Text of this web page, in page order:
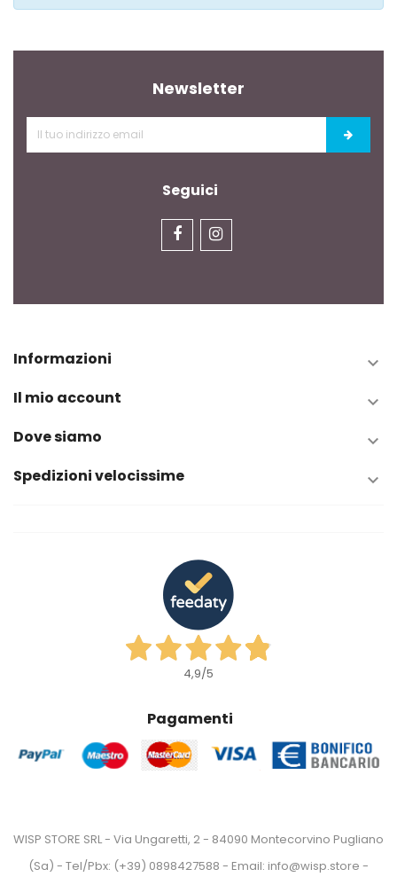
Newsletter
Seguici
Informazioni 
Il mio account 
Dove siamo 
Spedizioni velocissime 
4,9/5
Pagamenti
WISP STORE SRL - Via Ungaretti, 2 - 84090 Montecorvino Pugliano
(Sa) - Tel/Pbx: (+39) 0898427588 - Email: info@wisp.store -